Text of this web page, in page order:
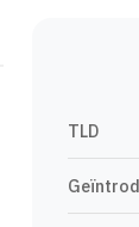
TLD